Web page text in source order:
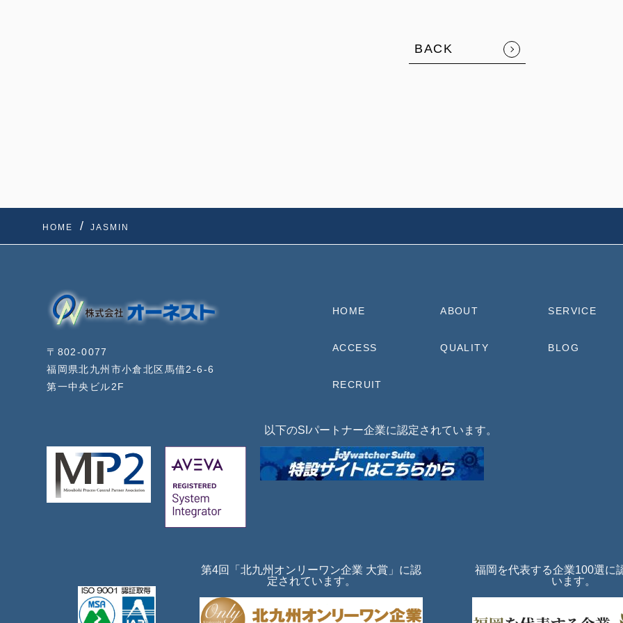
BACK
HOME JASMIN
〒802-0077
福岡県北九州市小倉北区馬借2-6-6
第一中央ビル2F
HOME ABOUT SERVICE
ACCESS QUALITY BLOG
RECRUIT
以下のSIパートナー企業に認定されています。
第4回「北九州オンリーワン企業 大賞」に認
定されています。
福岡を代表する企業100選に
います。